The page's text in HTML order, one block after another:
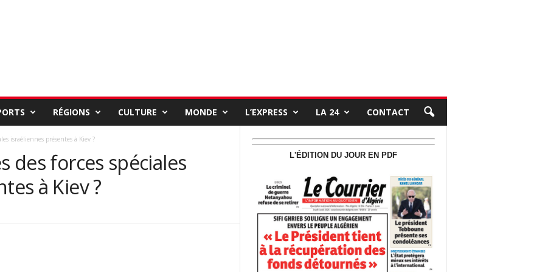
RÉGIONS CULTURE MONDE L’EXPRESS LA 24 CONTACT
israéliennes présentes à Kiev ?
des forces spéciales
à Kiev ?
L'ÉDITION DU JOUR EN PDF